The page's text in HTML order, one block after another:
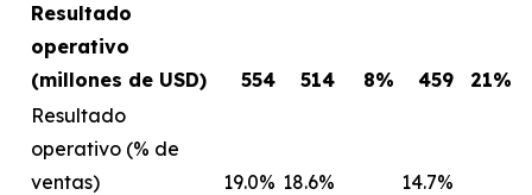
Resultado
operativo
(millones de USD)
554 514 8% 459
21%
Resultado
operativo (% de
ventas)
19.0% 18.6% 14.7%